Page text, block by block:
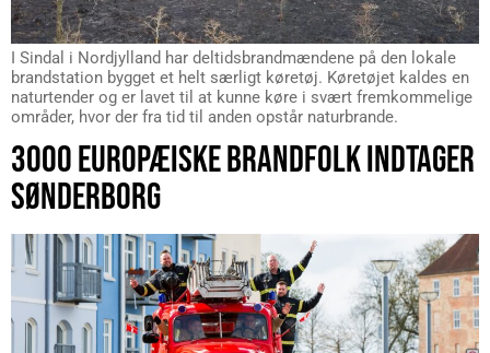
I Sindal i Nordjylland har deltidsbrandmændene på den lokale
brandstation bygget et helt særligt køretøj. Køretøjet kaldes en
naturtender og er lavet til at kunne køre i svært fremkommelige
områder, hvor der fra tid til anden opstår naturbrande.
3000 EUROPÆISKE BRANDFOLK INDTAGER
SØNDERBORG